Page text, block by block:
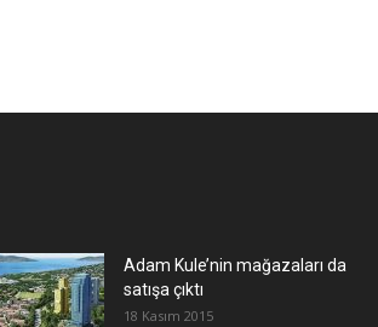
Adam Kule’nin mağazaları da
satışa çıktı
18 Kasım 2015